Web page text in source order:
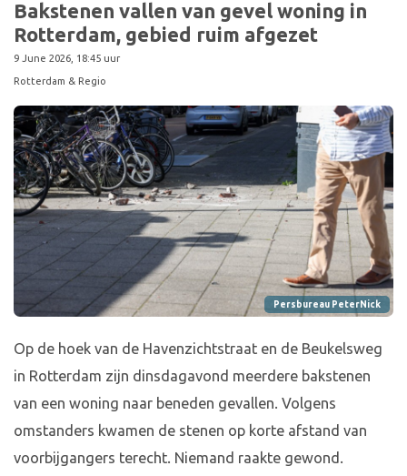
Bakstenen vallen van gevel woning in
Rotterdam, gebied ruim afgezet
9 June 2026, 18:45 uur
Rotterdam & Regio
Persbureau PeterNick
Op de hoek van de Havenzichtstraat en de Beukelsweg
in Rotterdam zijn dinsdagavond meerdere bakstenen
van een woning naar beneden gevallen. Volgens
omstanders kwamen de stenen op korte afstand van
voorbijgangers terecht. Niemand raakte gewond.